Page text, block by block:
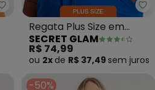
Habana - Regata Plus Size em
Regata Plus Size em
Ribana Canelada (Bege)
SECRET GLAM
R$ 74,99
ou 2x de R$ 37,49 sem juros
-50%